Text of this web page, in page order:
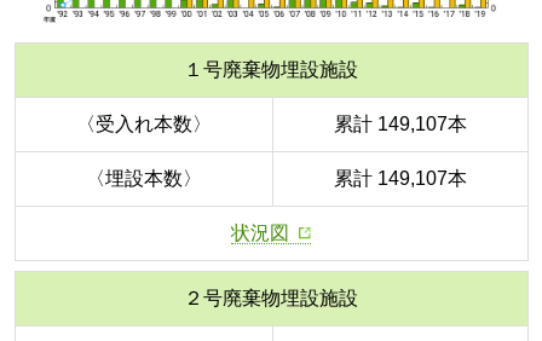
１号廃棄物埋設施設
〈受入れ本数〉 累計 149,107本
〈埋設本数〉 累計 149,107本
状況図
２号廃棄物埋設施設